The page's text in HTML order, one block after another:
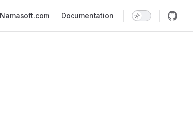
Namasoft.com Documentation